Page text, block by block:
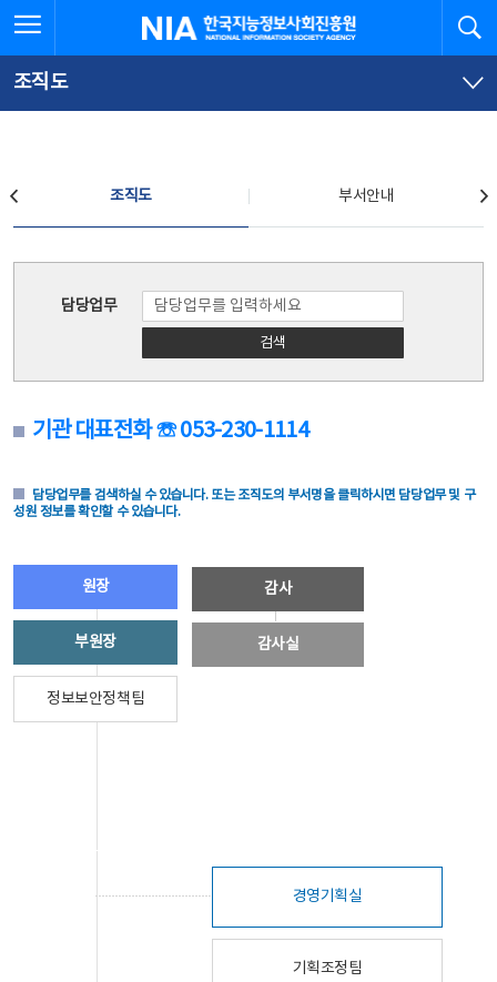
문
로
가
체
뉴
바
가
한국지능정보사회진흥원
조직도
조직도 부서안내
담당업무
검색
기관 대표전화 ☏ 053-230-1114
담당업무를 검색하실 수 있습니다. 또는 조직도의 부서명을 클릭하시면 담당업무 및 구
성원 정보를 확인할 수 있습니다.
원장
부원장
정보보안정책팀
감사
감사실
경영기획실
기획조정팀